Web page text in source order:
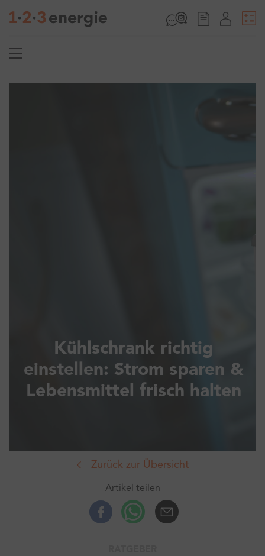
Kühlschrank richtig
einstellen: Strom sparen &
Lebensmittel frisch halten
Zurück zur Übersicht
Artikel teilen
FacebookWhatsup